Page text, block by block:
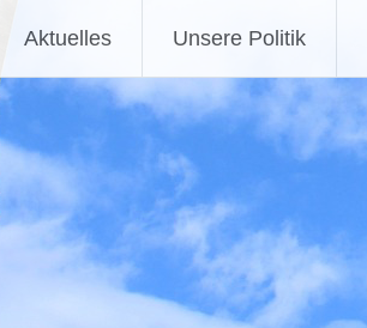
Aktuelles Unsere Politik